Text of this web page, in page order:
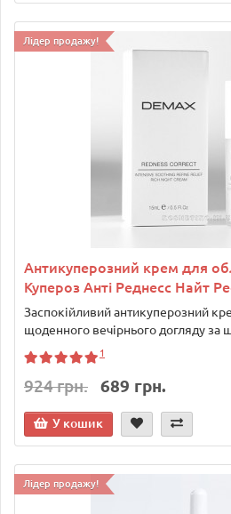
Лідер продажу!
Антикуперозний крем для
Купероз Анті Реднесс Найт
Заспокійливий антикуперозний
щоденного вечірнього догляду за
1
924 грн. 689 грн.
У кошик
Лідер продажу!